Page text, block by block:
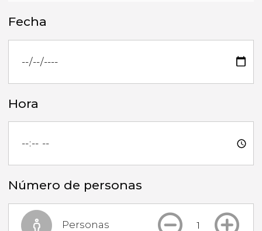
Fecha
Hora
Número de personas
Personas